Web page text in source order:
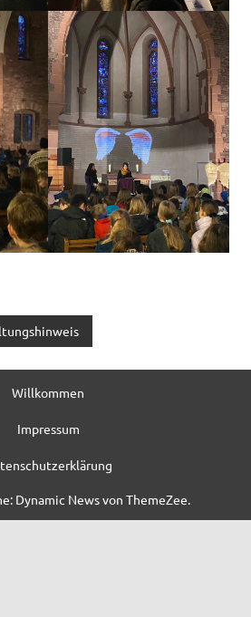
Willkommen
Impressum
Dynamic News von ThemeZee.